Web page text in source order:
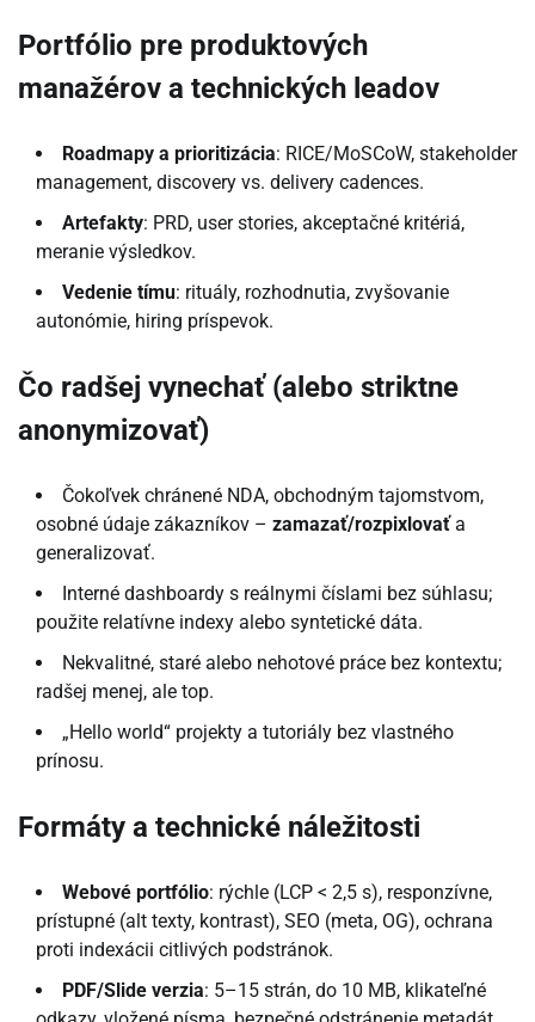
Portfólio pre produktových
manažérov a technických leadov
Roadmapy a prioritizácia: RICE/MoSCoW, stakeholder
management, discovery vs. delivery cadences.
Artefakty: PRD, user stories, akceptačné kritériá,
meranie výsledkov.
Vedenie tímu: rituály, rozhodnutia, zvyšovanie
autonómie, hiring príspevok.
Čo radšej vynechať (alebo striktne
anonymizovať)
Čokoľvek chránené NDA, obchodným tajomstvom,
osobné údaje zákazníkov – zamazať/rozpixlovaťa
generalizovať.
Interné dashboardy s reálnymi číslami bez súhlasu;
použite relatívne indexy alebo syntetické dáta.
Nekvalitné, staré alebo nehotové práce bez kontextu;
radšej menej, ale top.
„Hello world“ projekty a tutoriály bez vlastného
prínosu.
Formáty a technické náležitosti
Webové portfólio: rýchle (LCP < 2,5 s), responzívne,
prístupné (alt texty, kontrast), SEO (meta, OG), ochrana
proti indexácii citlivých podstránok.
PDF/Slide verzia: 5–15 strán, do 10 MB, klikateľné